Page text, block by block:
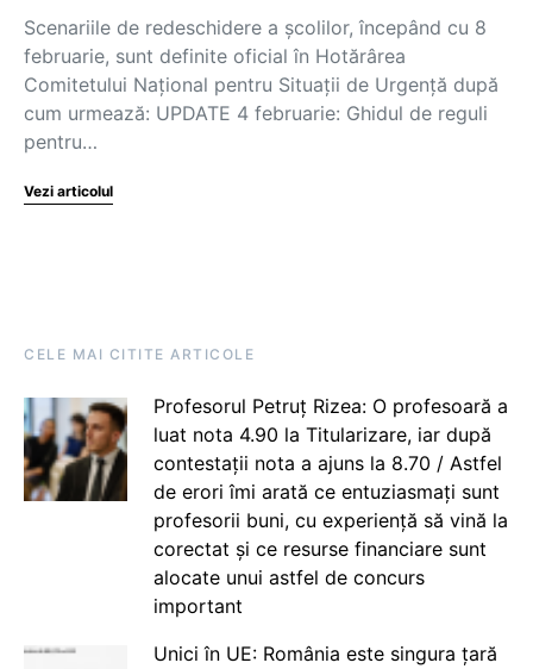
Scenariile de redeschidere a școlilor, începând cu 8
februarie, sunt definite oficial în Hotărârea
Comitetului Național pentru Situații de Urgență după
cum urmează: UPDATE 4 februarie: Ghidul de reguli
pentru…
Vezi articolul
CELE MAI CITITE ARTICOLE
Profesorul Petruț Rizea: O profesoară a
luat nota 4.90 la Titularizare, iar după
contestații nota a ajuns la 8.70 / Astfel
de erori îmi arată ce entuziasmați sunt
profesorii buni, cu experiență să vină la
corectat și ce resurse financiare sunt
alocate unui astfel de concurs
important
Unici în UE: România este singura țară